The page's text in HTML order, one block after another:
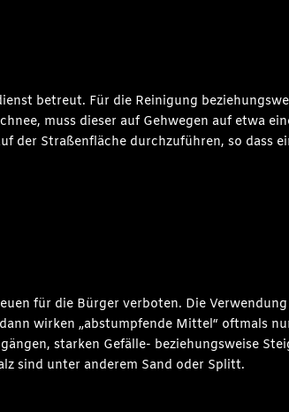
betreut. Für die Reinigung
muss dieser auf Gehwegen auf etwa
der Straßenfläche durchzuführen, so dass
für die Bürger verboten. Die
wirken „abstumpfende Mittel“ oftmals
starken Gefälle- beziehungsweise
sind unter anderem Sand oder Splitt.